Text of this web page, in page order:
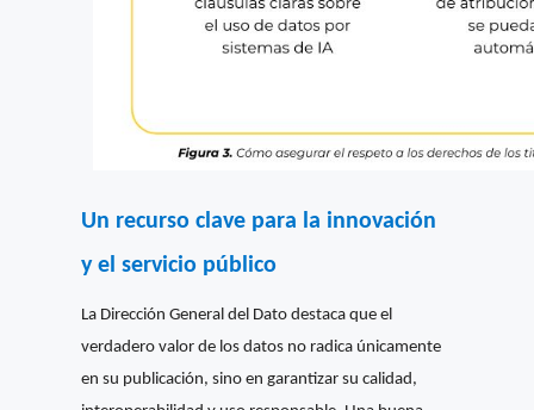
Un recurso clave para la innovación
y el servicio público
La Dirección General del Dato destaca que el
verdadero valor de los datos no radica únicamente
en su publicación, sino en garantizar su calidad,